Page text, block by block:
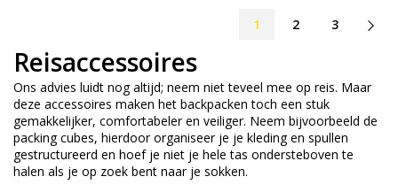
1 2 3
Reisaccessoires
Ons advies luidt nog altijd; neem niet teveel mee op reis. Maar
deze accessoires maken het backpacken toch een stuk
gemakkelijker, comfortabeler en veiliger. Neem bijvoorbeeld de
packing cubes, hierdoor organiseer je je kleding en spullen
gestructureerd en hoef je niet je hele tas ondersteboven te
halen als je op zoek bent naar je sokken.